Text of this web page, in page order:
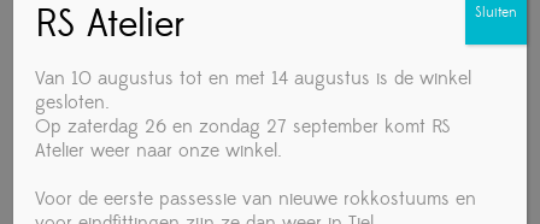
Europa: 37,5
VS: 6,5
Japan: 24
RS Atelier
Van 10 augustus tot en met 14 augustus is de winkel
gesloten.
Op zaterdag 26 en zondag 27 september komt RS
Atelier weer naar onze winkel.
Voor de eerste passessie van nieuwe rokkostuums en
Sluiten